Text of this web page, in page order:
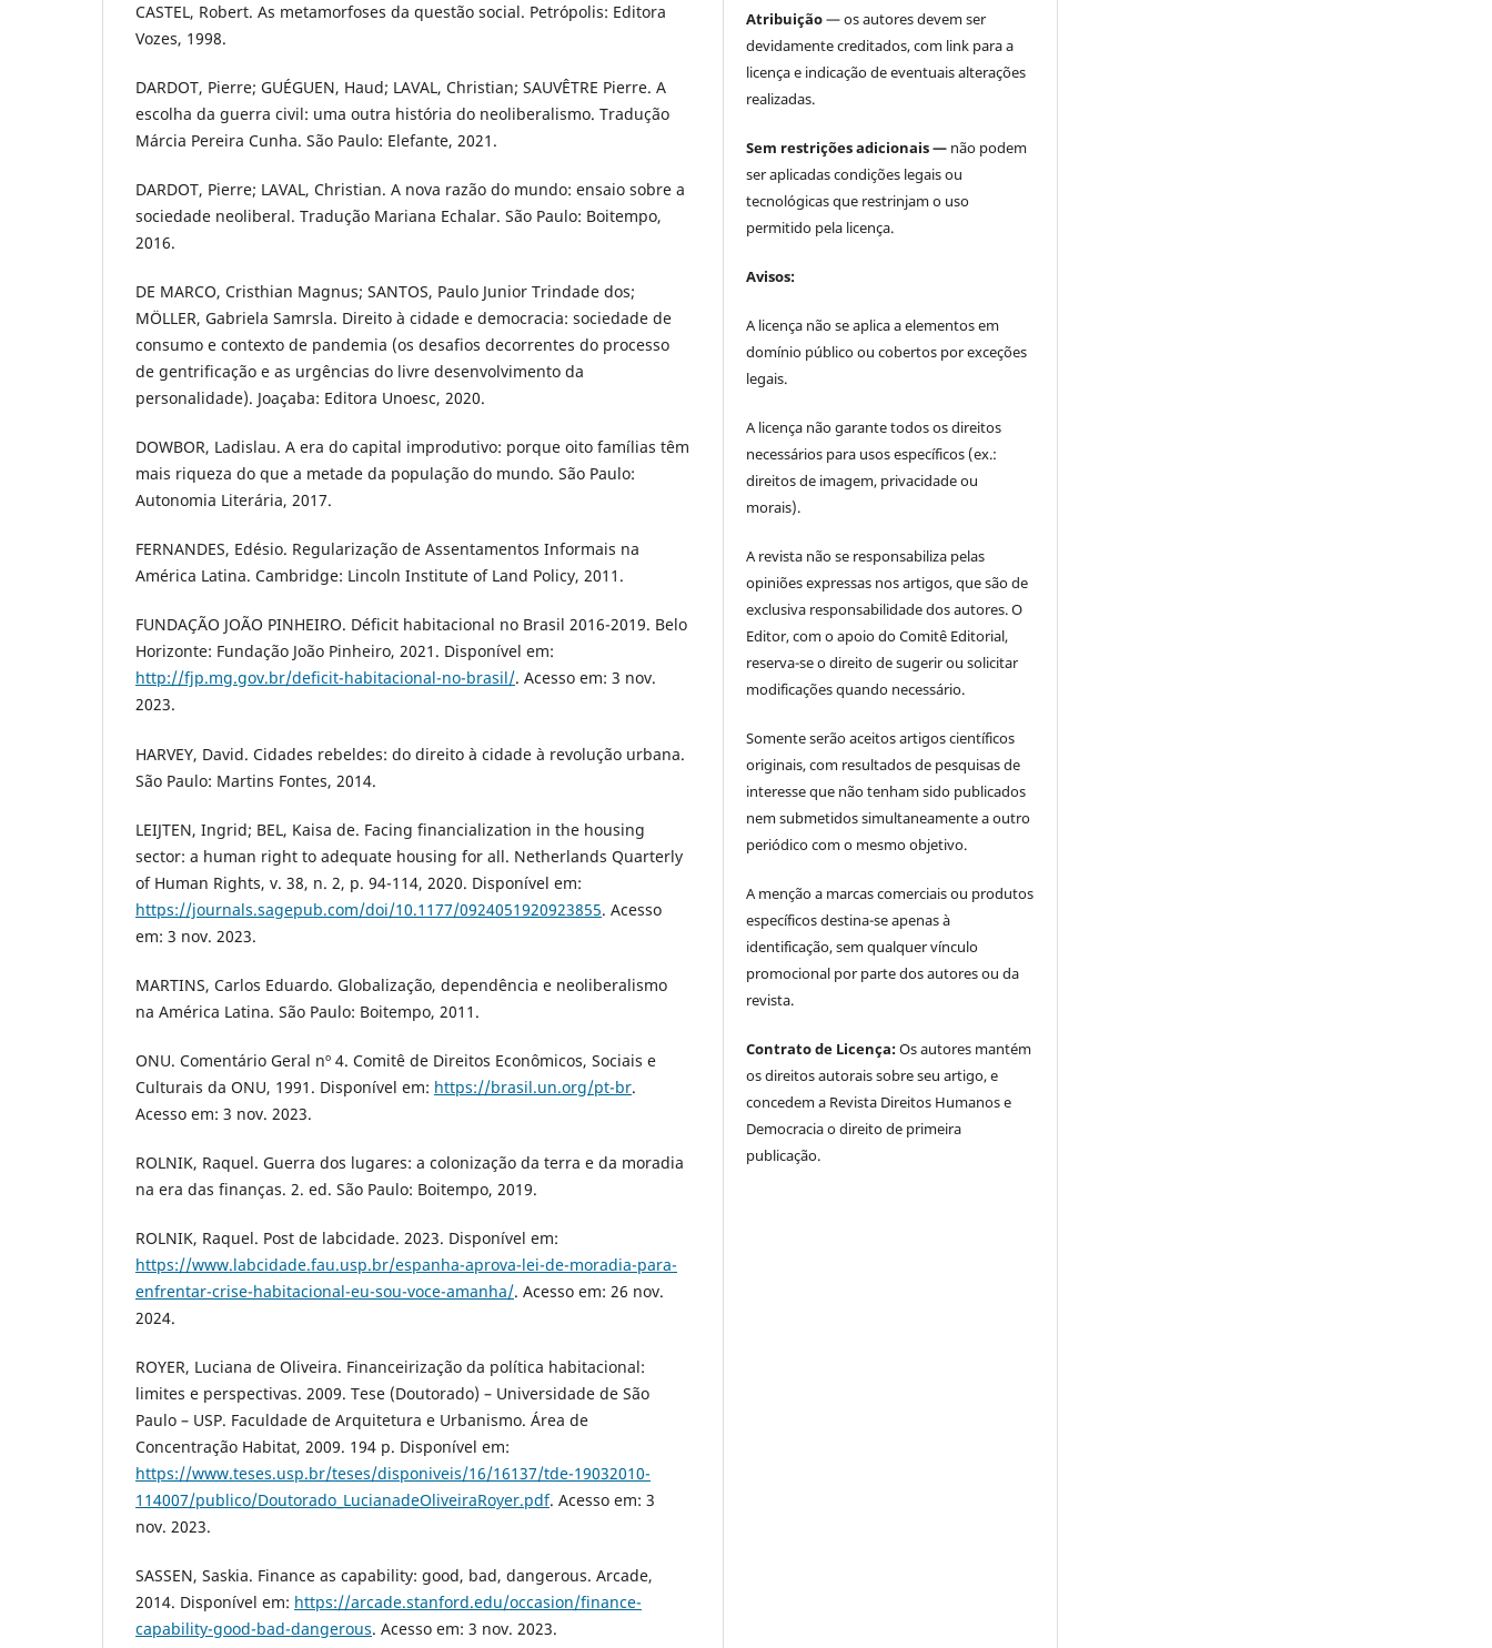
CASTEL, Robert. As metamorfoses da questão social. Petrópolis: Editora
Vozes, 1998.
DARDOT, Pierre; GUÉGUEN, Haud; LAVAL, Christian; SAUVÊTRE Pierre. A
escolha da guerra civil: uma outra história do neoliberalismo. Tradução
Márcia Pereira Cunha. São Paulo: Elefante, 2021.
DARDOT, Pierre; LAVAL, Christian. A nova razão do mundo: ensaio sobre a
sociedade neoliberal. Tradução Mariana Echalar. São Paulo: Boitempo,
2016.
DE MARCO, Cristhian Magnus; SANTOS, Paulo Junior Trindade dos;
MÖLLER, Gabriela Samrsla. Direito à cidade e democracia: sociedade de
consumo e contexto de pandemia (os desafios decorrentes do processo
de gentrificação e as urgências do livre desenvolvimento da
personalidade). Joaçaba: Editora Unoesc, 2020.
DOWBOR, Ladislau. A era do capital improdutivo: porque oito famílias têm
mais riqueza do que a metade da população do mundo. São Paulo:
Autonomia Literária, 2017.
FERNANDES, Edésio. Regularização de Assentamentos Informais na
América Latina. Cambridge: Lincoln Institute of Land Policy, 2011.
FUNDAÇÃO JOÃO PINHEIRO. Déficit habitacional no Brasil 2016-2019. Belo
Horizonte: Fundação João Pinheiro, 2021. Disponível em:
http://fjp.mg.gov.br/deficit-habitacional-no-brasil/. Acesso em: 3 nov.
2023.
HARVEY, David. Cidades rebeldes: do direito à cidade à revolução urbana.
São Paulo: Martins Fontes, 2014.
LEIJTEN, Ingrid; BEL, Kaisa de. Facing financialization in the housing
sector: a human right to adequate housing for all. Netherlands Quarterly
of Human Rights, v. 38, n. 2, p. 94-114, 2020. Disponível em:
https://journals.sagepub.com/doi/10.1177/0924051920923855. Acesso
em: 3 nov. 2023.
MARTINS, Carlos Eduardo. Globalização, dependência e neoliberalismo
na América Latina. São Paulo: Boitempo, 2011.
ONU. Comentário Geral nº 4. Comitê de Direitos Econômicos, Sociais e
Culturais da ONU, 1991. Disponível em: https://brasil.un.org/pt-br.
Acesso em: 3 nov. 2023.
ROLNIK, Raquel. Guerra dos lugares: a colonização da terra e da moradia
na era das finanças. 2. ed. São Paulo: Boitempo, 2019.
ROLNIK, Raquel. Post de labcidade. 2023. Disponível em:
https://www.labcidade.fau.usp.br/espanha-aprova-lei-de-moradia-para-
enfrentar-crise-habitacional-eu-sou-voce-amanha/. Acesso em: 26 nov.
2024.
ROYER, Luciana de Oliveira. Financeirização da política habitacional:
limites e perspectivas. 2009. Tese (Doutorado) – Universidade de São
Paulo – USP. Faculdade de Arquitetura e Urbanismo. Área de
Concentração Habitat, 2009. 194 p. Disponível em:
https://www.teses.usp.br/teses/disponiveis/16/16137/tde-19032010-
114007/publico/Doutorado_LucianadeOliveiraRoyer.pdf. Acesso em: 3
nov. 2023.
SASSEN, Saskia. Finance as capability: good, bad, dangerous. Arcade,
2014. Disponível em: https://arcade.stanford.edu/occasion/finance-
capability-good-bad-dangerous. Acesso em: 3 nov. 2023.
Atribuição— os autores devem ser
devidamente creditados, com link para a
licença e indicação de eventuais alterações
realizadas.
Sem restrições adicionais — não podem
ser aplicadas condições legais ou
tecnológicas que restrinjam o uso
permitido pela licença.
Avisos:
A licença não se aplica a elementos em
domínio público ou cobertos por exceções
legais.
A licença não garante todos os direitos
necessários para usos específicos (ex.:
direitos de imagem, privacidade ou
morais).
A revista não se responsabiliza pelas
opiniões expressas nos artigos, que são de
exclusiva responsabilidade dos autores. O
Editor, com o apoio do Comitê Editorial,
reserva-se o direito de sugerir ou solicitar
modificações quando necessário.
Somente serão aceitos artigos científicos
originais, com resultados de pesquisas de
interesse que não tenham sido publicados
nem submetidos simultaneamente a outro
periódico com o mesmo objetivo.
A menção a marcas comerciais ou produtos
específicos destina-se apenas à
identificação, sem qualquer vínculo
promocional por parte dos autores ou da
revista.
Contrato de Licença:Os autores mantém
os direitos autorais sobre seu artigo, e
concedem a Revista Direitos Humanos e
Democracia o direito de primeira
publicação.